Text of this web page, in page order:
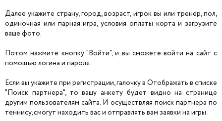
Далее укажите страну, город, возраст, игрок вы или тренер, пол,
одиночная или парная игра, условия оплаты корта и загрузите
ваше фото.
Потом нажмите кнопку "Войти", и вы сможете войти на сайт с
помощью логина и пароля.
Если вы укажите при регистрации, галочку в Отображать в списке
"Поиск партнера", то вашу анкету будет видно на странице
другим пользователям сайта. И осуществляя поиск партнера по
теннису, смогут находить вас и отправлять вам заявки на игры.